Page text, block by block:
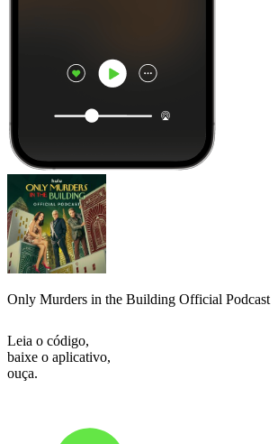
Only Murders in the Building Official Podcast
Leia o código,
baixe o aplicativo,
ouça.